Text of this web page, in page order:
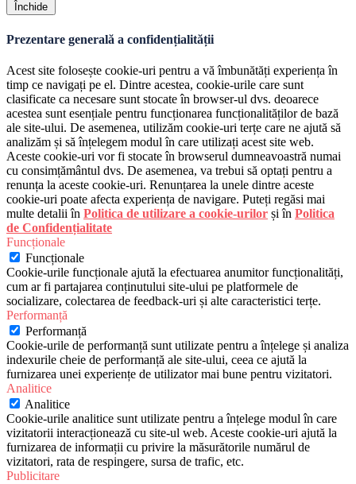
Închide
Prezentare generală a confidențialității
Acest site folosește cookie-uri pentru a vă îmbunătăți experiența în
timp ce navigați pe el. Dintre acestea, cookie-urile care sunt
clasificate ca necesare sunt stocate în browser-ul dvs. deoarece
acestea sunt esențiale pentru funcționarea funcționalităților de bază
ale site-ului. De asemenea, utilizăm cookie-uri terțe care ne ajută să
analizăm și să înțelegem modul în care utilizați acest site web.
Aceste cookie-uri vor fi stocate în browserul dumneavoastră numai
cu consimțământul dvs. De asemenea, va trebui să optați pentru a
renunța la aceste cookie-uri. Renunțarea la unele dintre aceste
cookie-uri poate afecta experiența de navigare. Puteți regăsi mai
multe detalii în Politica de utilizare a cookie-urilor și în Politica
de Confidențialitate
Funcționale
Funcționale
Cookie-urile funcționale ajută la efectuarea anumitor funcționalități,
cum ar fi partajarea conținutului site-ului pe platformele de
socializare, colectarea de feedback-uri și alte caracteristici terțe.
Performanță
Performanță
Cookie-urile de performanță sunt utilizate pentru a înțelege și analiza
indexurile cheie de performanță ale site-ului, ceea ce ajută la
furnizarea unei experiențe de utilizator mai bune pentru vizitatori.
Analitice
Analitice
Cookie-urile analitice sunt utilizate pentru a înțelege modul în care
vizitatorii interacționează cu site-ul web. Aceste cookie-uri ajută la
furnizarea de informații cu privire la măsurătorile numărul de
vizitatori, rata de respingere, sursa de trafic, etc.
Publicitare